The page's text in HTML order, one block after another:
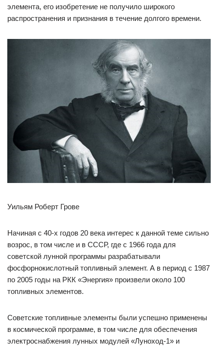
элемента, его изобретение не получило широкого
распространения и признания в течение долгого времени.
Уильям Роберт Грове
Начиная с 40-х годов 20 века интерес к данной теме сильно
возрос, в том числе и в СССР, где с 1966 года для
советской лунной программы разрабатывали
фосфорнокислотный топливный элемент. А в период с 1987
по 2005 годы на РКК «Энергия» произвели около 100
топливных элементов.
Советские топливные элементы были успешно применены
в космической программе, в том числе для обеспечения
электроснабжения лунных модулей «Луноход-1» и